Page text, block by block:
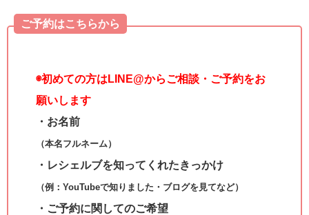
ご予約はこちらから
◉初めての方はLINE@からご相談・ご予約をお
願いします
・お名前
（本名フルネーム）
・レシェルブを知ってくれたきっかけ
（例：YouTubeで知りました・ブログを見てなど）
・ご予約に関してのご希望